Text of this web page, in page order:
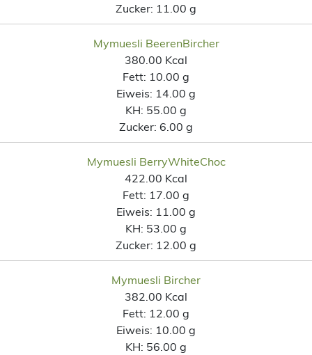
Zucker: 11.00 g
Mymuesli BeerenBircher
380.00 Kcal
Fett: 10.00 g
Eiweis: 14.00 g
KH: 55.00 g
Zucker: 6.00 g
Mymuesli BerryWhiteChoc
422.00 Kcal
Fett: 17.00 g
Eiweis: 11.00 g
KH: 53.00 g
Zucker: 12.00 g
Mymuesli Bircher
382.00 Kcal
Fett: 12.00 g
Eiweis: 10.00 g
KH: 56.00 g